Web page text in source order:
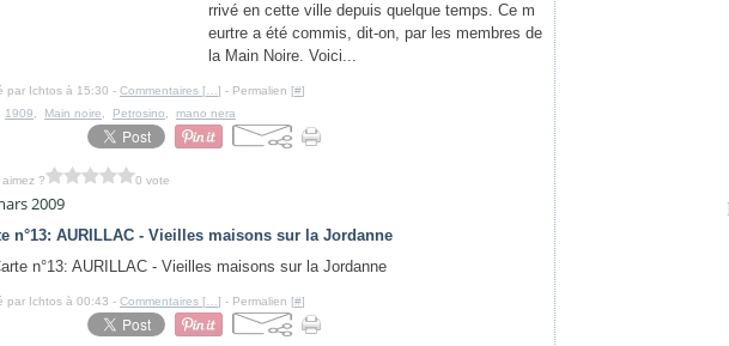
rrivé en cette ville depuis quelque temps. Ce m
eurtre a été commis, dit-on, par les membres de
la Main Noire. Voici...
par Ichtos à 15:30 - Commentaires [ ] - Permalien [#]
1909 Main noire Petrosino mano nera
? 0 vote
2009
n°13: AURILLAC - Vieilles maisons sur la Jordanne
par Ichtos à 00:43 - Commentaires [ ] - Permalien [#]